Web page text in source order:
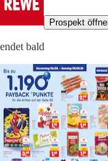
Prospekt
endet bald